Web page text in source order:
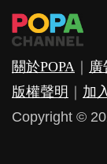
關於POPA 廣
版權聲明
加
Copyright ©